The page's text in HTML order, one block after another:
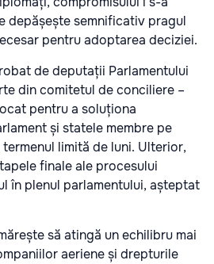
depășește semnificativ pragul
pentru adoptarea deciziei.
de deputații Parlamentului
din comitetul de conciliere –
pentru a soluționa
și statele membre pe
limită de luni. Ulterior,
finale ale procesului
în plenul parlamentului, așteptat
să atingă un echilibru mai
aeriene și drepturile